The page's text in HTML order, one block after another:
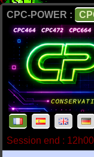
CPC-POWER :
Session end :